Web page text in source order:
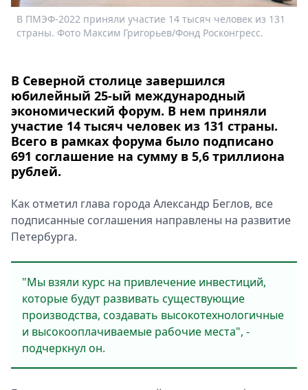
Metro
В ПМЭФ-2022 приняли участие 14 тысяч человек из 131
страны. Фото Максим Григорьев/Фонд Росконгресс.
В Северной столице завершился
юбилейный 25-ый международный
экономический форум. В нем приняли
участие 14 тысяч человек из 131 страны.
Всего в рамках форума было подписано
691 соглашение на сумму в 5,6 триллиона
рублей.
Как отметил глава города Александр Беглов, все
подписанные соглашения направлены на развитие
Петербурга.
"Мы взяли курс на привлечение инвестиций,
которые будут развивать существующие
производства, создавать высокотехнологичные
и высокооплачиваемые рабочие места", -
подчеркнул он.